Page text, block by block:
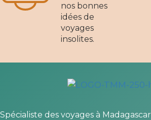
nos bonnes
idées de
voyages
insolites.
Spécialiste des voyages à